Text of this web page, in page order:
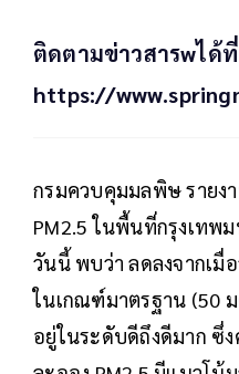
ติดตามข่าวสารwได้ที่
https://
กรมควบคุมมลพิษ รายง
PM2.5 ในพื้นที่กรุงเทพ
วันนี้ พบว่า ลดลงจากเ
ในเกณฑ์มาตรฐาน (50
อยู่ในระดับดีถึงดีมาก ซึ่